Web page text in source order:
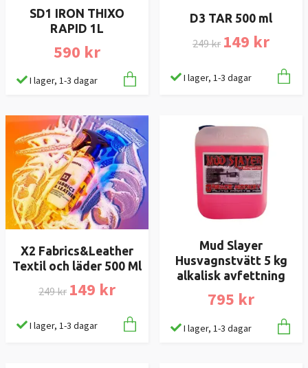
SD1 IRON THIXO
RAPID 1L
590 kr
I lager, 1-3 dagar
D3 TAR 500 ml
249 kr 149 kr
I lager, 1-3 dagar
X2 Fabrics&Leather
Textil och läder 500 Ml
249 kr 149 kr
I lager, 1-3 dagar
Mud Slayer
Husvagnstvätt 5 kg
alkalisk avfettning
795 kr
I lager, 1-3 dagar